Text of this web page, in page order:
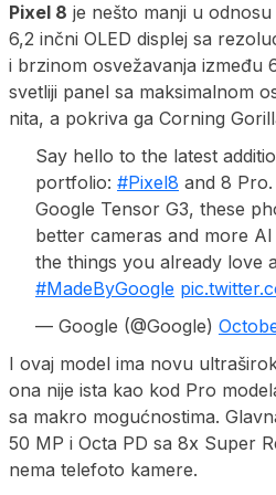
Pixel 8 je nešto manji u
6,2 inčni OLED displej sa
i brzinom osvežavanja između
svetliji panel sa maksimalnom
nita, a pokriva ga Corning
Say hello to the latest
portfolio: #Pixel8 and 8
Google Tensor G3, these
better cameras and more AI
the things you already love
#MadeByGoogle
— Google (@Google)
I ovaj model ima novu
ona nije ista kao kod Pro
sa makro mogućnostima.
50 MP i Octa PD sa 8x Super
nema telefoto kamere.